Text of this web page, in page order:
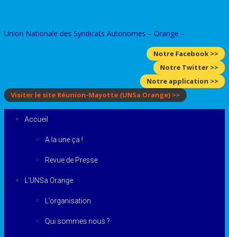
content
Union Nationale des Syndicats Autonomes – Orange –
Notre Facebook >>
Notre Twitter >>
Notre application >>
Visiter le site Réunion-Mayotte (UNSa Orange) >>
Accueil
A la une ça !
Revue de Presse
L’UNSa Orange
L’organisation
Qui sommes nous ?